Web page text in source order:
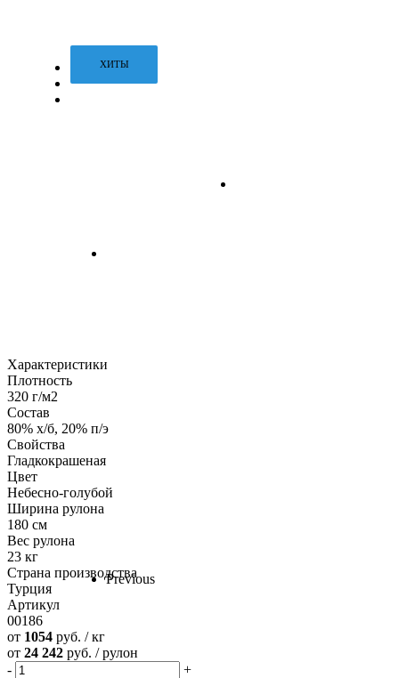
ХИТЫ
Previous
Характеристики
Плотность
320 г/м2
Состав
80% х/б, 20% п/э
Свойства
Гладкокрашеная
Цвет
Небесно-голубой
Ширина рулона
180 см
Вес рулона
23 кг
Страна производства
Турция
Артикул
00186
от 1054 руб. / кг
от 24 242 руб. / рулон
-
+